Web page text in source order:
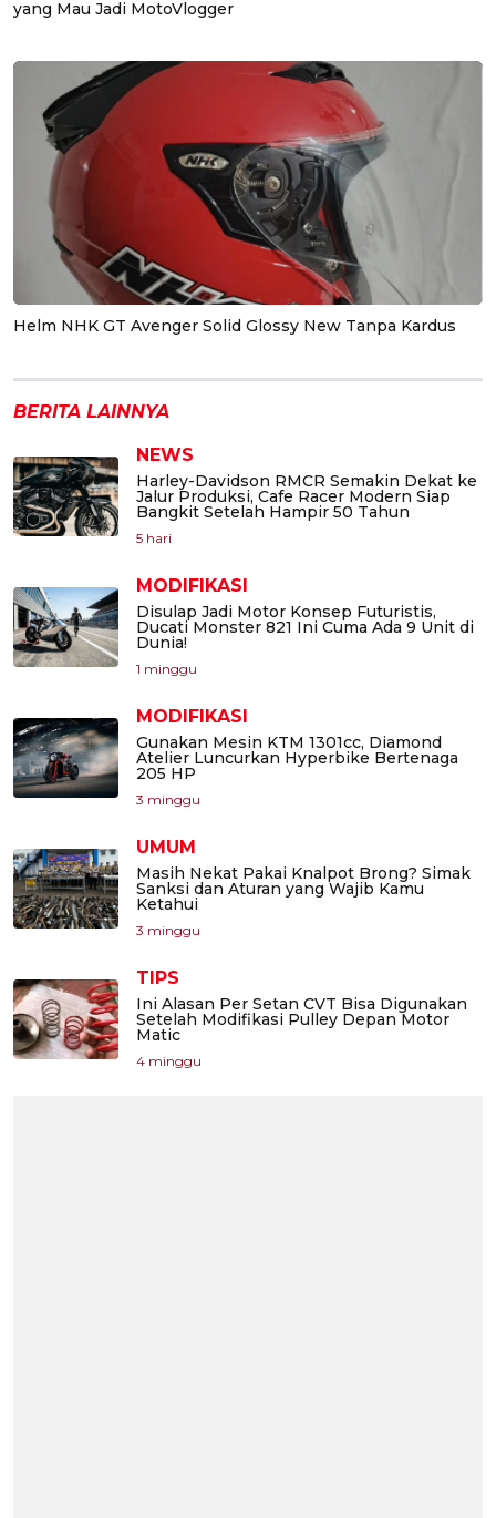
yang Mau Jadi MotoVlogger
Helm NHK GT Avenger Solid Glossy New Tanpa Kardus
BERITA LAINNYA
NEWS
Harley-Davidson RMCR Semakin Dekat ke
Jalur Produksi, Cafe Racer Modern Siap
Bangkit Setelah Hampir 50 Tahun
5 hari
MODIFIKASI
Disulap Jadi Motor Konsep Futuristis,
Ducati Monster 821 Ini Cuma Ada 9 Unit di
Dunia!
1 minggu
MODIFIKASI
Gunakan Mesin KTM 1301cc, Diamond
Atelier Luncurkan Hyperbike Bertenaga
205 HP
3 minggu
UMUM
Masih Nekat Pakai Knalpot Brong? Simak
Sanksi dan Aturan yang Wajib Kamu
Ketahui
3 minggu
TIPS
Ini Alasan Per Setan CVT Bisa Digunakan
Setelah Modifikasi Pulley Depan Motor
Matic
4 minggu